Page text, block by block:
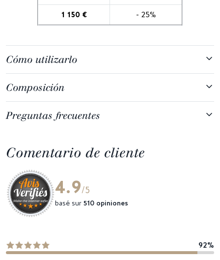
1 150 €
- 25%
Cómo utilizarlo
Composición
Preguntas frecuentes
Comentario de cliente
4.9/5
basé sur 510 opiniones
92%